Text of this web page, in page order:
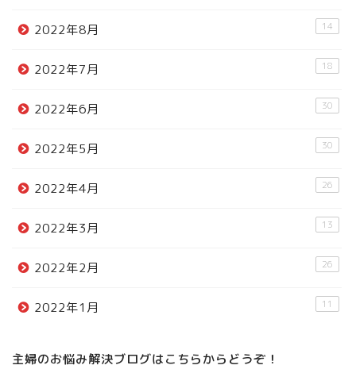
2022年8月 14
2022年7月 18
2022年6月 30
2022年5月 30
2022年4月 26
2022年3月 13
2022年2月 26
2022年1月 11
主婦のお悩み解決ブログはこちらからどうぞ！